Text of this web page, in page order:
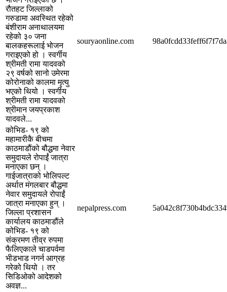
रौतहट जिल्लाको
गरुडामा अवस्थित रहेको
बंशीराम अनाथालयमा
रहेको ३० जना
बालकहरूलाई भोजन
गराइएको हो । स्वर्गीय
श्रीमती रामा यादवको
२९ वर्षको सानो उमेरमा
कोरोनाको कालमा मृत्यु
भएको थियो । स्वर्गीय
श्रीमती रामा यादवको
श्रीमान जयप्रकाश
यादवले...
souryaonline.com
कोभिड- १९ को
महामारीकै बीचमा
काठमाडौंको बौद्धमा नेवार
समुदायले रोपाईं जात्रा
मनाएका छन् ।
गाईजात्राको भोलिपल्ट
अर्थात मंगलबार बौद्धमा
नेवार समुदायले रोपाईं
जात्रा मनाएका हुन् ।
जिल्ला प्रशासन
कार्यालय काठमाडौंले
कोभिड- १९ को
संक्रमण तीव्र रुपमा
फैलिएकाले चाडपर्वमा
भीडभाड नगर्न आग्रह
गरेको थियो । तर
सिडिओको आदेशको
अवज्ञ...
nepalpress.com